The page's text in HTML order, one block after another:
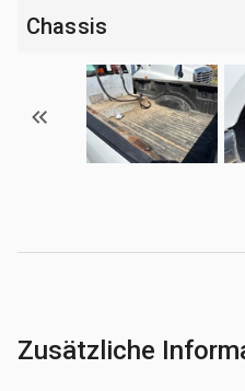
Chassis
Zusätzliche